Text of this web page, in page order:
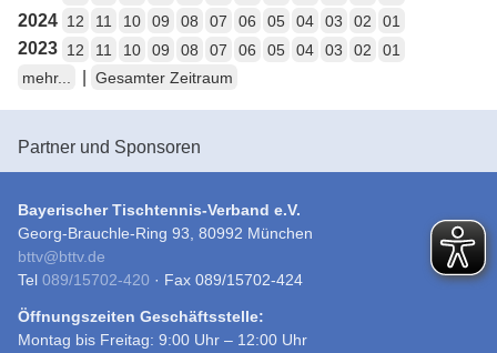
2024 12 11 10 09 08 07 06 05 04 03 02 01
2023 12 11 10 09 08 07 06 05 04 03 02
01
mehr...
Gesamter Zeitraum
Partner und Sponsoren
Bayerischer Tischtennis-Verband e.V.
Georg-Brauchle-Ring 93, 80992 München
bttv@bttv.de
Tel 089/15702-420 · Fax 089/15702-424
Öffnungszeiten Geschäftsstelle:
Montag bis Freitag: 9:00 Uhr – 12:00 Uhr